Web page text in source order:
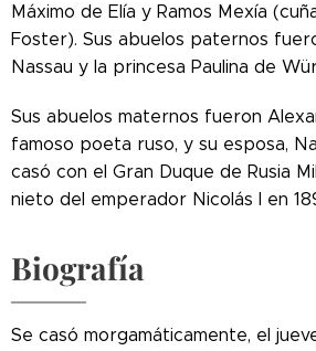
Máximo de Elía y Ramos Mexía
Foster). Sus abuelos paternos
Nassau y la princesa Paulina de
Sus abuelos maternos fueron
famoso poeta ruso, y su esposa,
casó con el Gran Duque de Rusia
nieto del emperador Nicolás I en
Biografía
Se casó morgamáticamente, el